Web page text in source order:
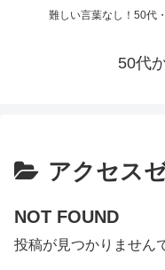
難しい言葉なし！50代
50代
アクセス
NOT FOUND
投稿が見つかりません